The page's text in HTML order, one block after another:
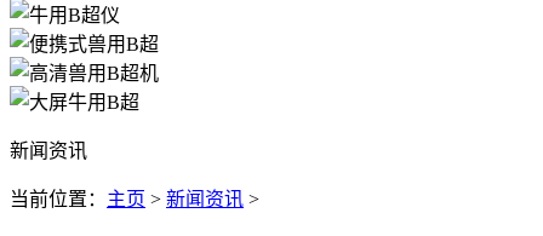
新闻资讯
当前位置： 主页 > 新闻资讯 >